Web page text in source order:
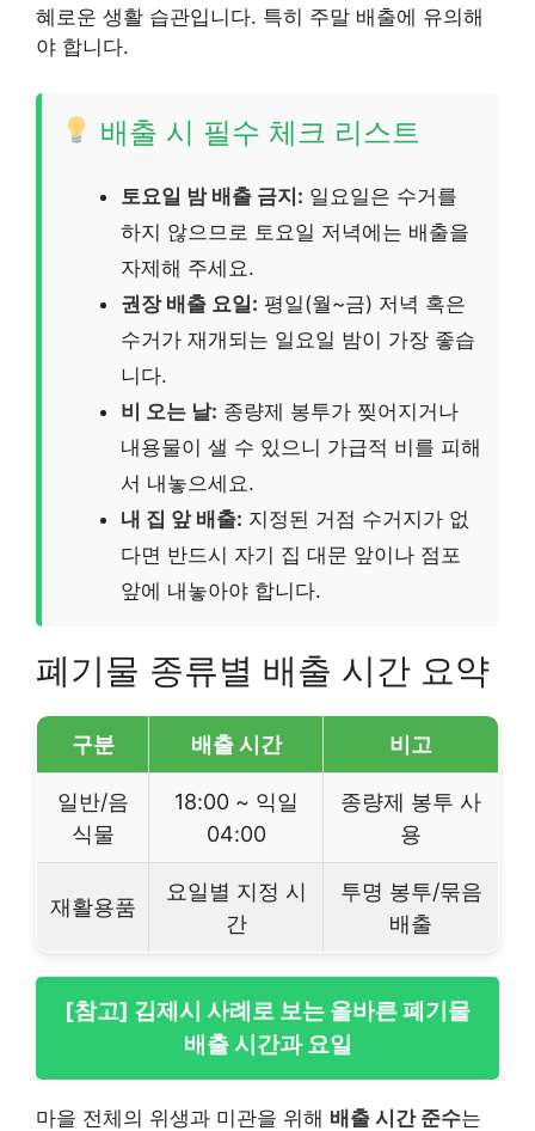
혜로운 생활 습관입니다. 특히 주말 배출에 유의해
야 합니다.
배출 시 필수 체크 리스트
토요일 밤 배출 금지: 일요일은 수거를
하지 않으므로 토요일 저녁에는 배출을
자제해 주세요.
권장 배출 요일: 평일(월~금) 저녁 혹은
수거가 재개되는 일요일 밤이 가장 좋습
니다.
비 오는 날: 종량제 봉투가 찢어지거나
내용물이 샐 수 있으니 가급적 비를 피해
서 내놓으세요.
내 집 앞 배출: 지정된 거점 수거지가 없
다면 반드시 자기 집 대문 앞이나 점포
앞에 내놓아야 합니다.
폐기물 종류별 배출 시간 요약
구분 배출 시간 비고
일반/음
식물
18:00 ~ 익일
04:00
종량제 봉투 사
용
재활용품
요일별 지정 시
간
투명 봉투/묶음
배출
[참고] 김제시 사례로 보는 올바른 폐기물
배출 시간과 요일
마을 전체의 위생과 미관을 위해 배출 시간 준수는